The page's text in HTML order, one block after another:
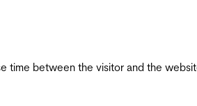
time between the visitor and the